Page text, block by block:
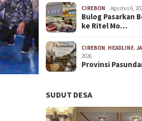
CIREBON Agustus 6,
Bulog Pasarkan
ke Ritel Mo…
CIREBON, HEADLINE,
2026
Provinsi
SUDUT DESA